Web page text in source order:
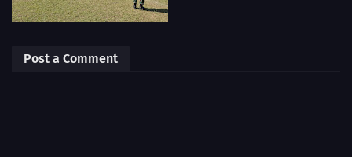
Post a Comment